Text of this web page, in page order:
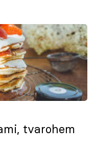
tvarohem